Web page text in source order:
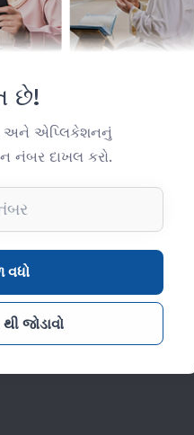
લિંક્સ
મહત્વપૂર્ણ લિંક્સ
સંપર્ક
કિતાબ લાઈબ્રેરી
ફોટો ગેલેરી
છે!
અને એપ્લિકેશનનું
નંબર દાખલ કરો.
જોડાવો